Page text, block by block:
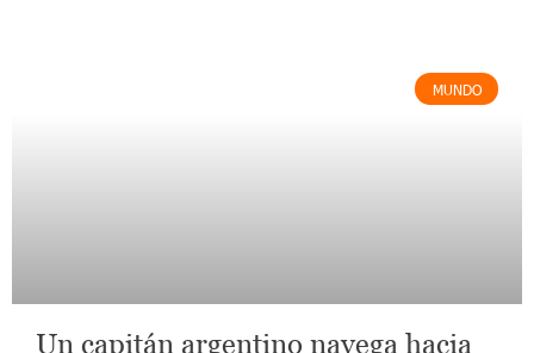
MUNDO
Un capitán argentino navega hacia